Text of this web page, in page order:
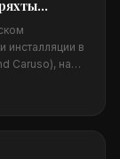
инсталляции в
Caruso), на
евро,